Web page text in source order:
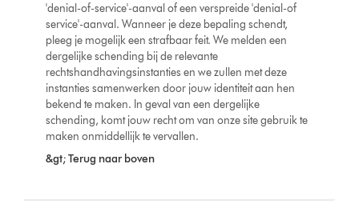
'denial-of-service'-aanval of een verspreide 'denial-of
service'-aanval. Wanneer je deze bepaling schendt,
pleeg je mogelijk een strafbaar feit. We melden een
dergelijke schending bij de relevante
rechtshandhavingsinstanties en we zullen met deze
instanties samenwerken door jouw identiteit aan hen
bekend te maken. In geval van een dergelijke
schending, komt jouw recht om van onze site gebruik te
maken onmiddellijk te vervallen.
&gt; Terug naar boven